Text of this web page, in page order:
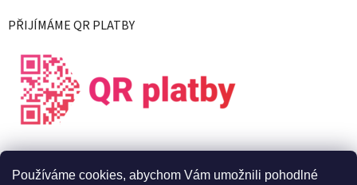
Používáme cookies, abychom Vám umožnili pohodlné
PŘIJÍMÁME QR PLATBY